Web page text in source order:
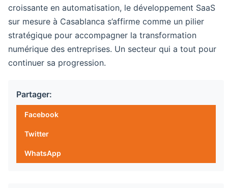
croissante en automatisation, le développement SaaS
sur mesure à Casablanca s’affirme comme un pilier
stratégique pour accompagner la transformation
numérique des entreprises. Un secteur qui a tout pour
continuer sa progression.
Partager:
Facebook
Twitter
WhatsApp